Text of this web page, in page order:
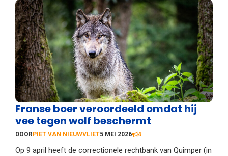
Franse boer veroordeeld omdat hij
vee tegen wolf beschermt
DOORPIET VAN NIEUWVLIET5 MEI 2026 4
Op 9 april heeft de correctionele rechtbank van Quimper (in